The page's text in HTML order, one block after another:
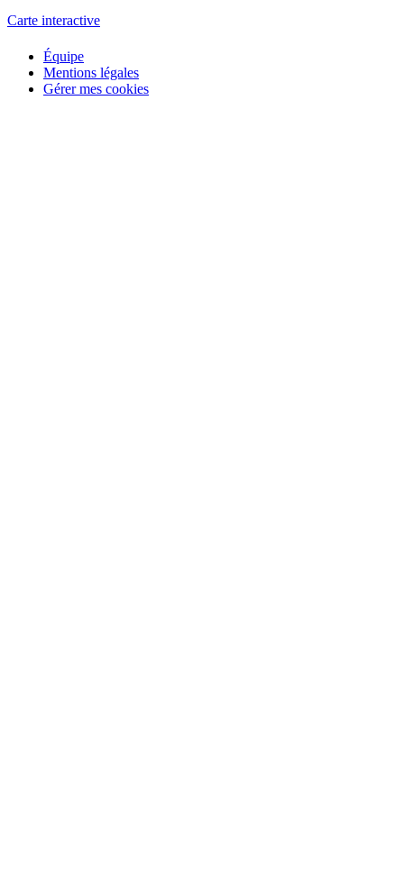
Carte interactive
Équipe
Mentions légales
Gérer mes cookies